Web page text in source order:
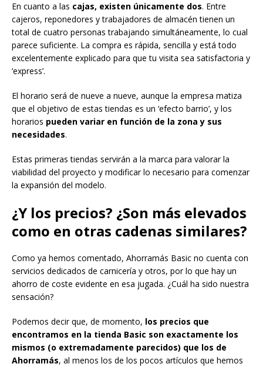
En cuanto a las cajas, existen únicamente dos. Entre
cajeros, reponedores y trabajadores de almacén tienen un
total de cuatro personas trabajando simultáneamente, lo cual
parece suficiente. La compra es rápida, sencilla y está todo
excelentemente explicado para que tu visita sea satisfactoria y
‘express’.
El horario será de nueve a nueve, aunque la empresa matiza
que el objetivo de estas tiendas es un ‘efecto barrio’, y los
horarios pueden variar en función de la zona y sus
necesidades.
Estas primeras tiendas servirán a la marca para valorar la
viabilidad del proyecto y modificar lo necesario para comenzar
la expansión del modelo.
¿Y los precios? ¿Son más elevados
como en otras cadenas similares?
Como ya hemos comentado, Ahorramás Basic no cuenta con
servicios dedicados de carnicería y otros, por lo que hay un
ahorro de coste evidente en esa jugada. ¿Cuál ha sido nuestra
sensación?
Podemos decir que, de momento, los precios que
encontramos en la tienda Basic son exactamente los
mismos (o extremadamente parecidos) que los de
Ahorramás, al menos los de los pocos artículos que hemos